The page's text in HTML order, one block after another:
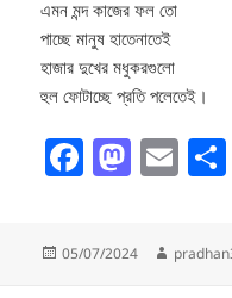
এমন মন্দ কাজের ফল তো
পাচ্ছে মানুষ হাতেনাতেই
হাজার দুখের মধুকরগুলো
হুল ফোটাচ্ছে প্রতি পলেতেই।
F
e
M
to
d
E
ai
l
Posted
05/07/2024 Author